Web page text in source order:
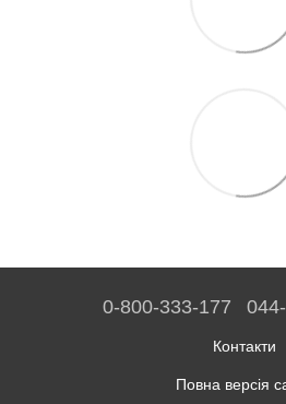
0-800-333-177
Контакти
Повна версія